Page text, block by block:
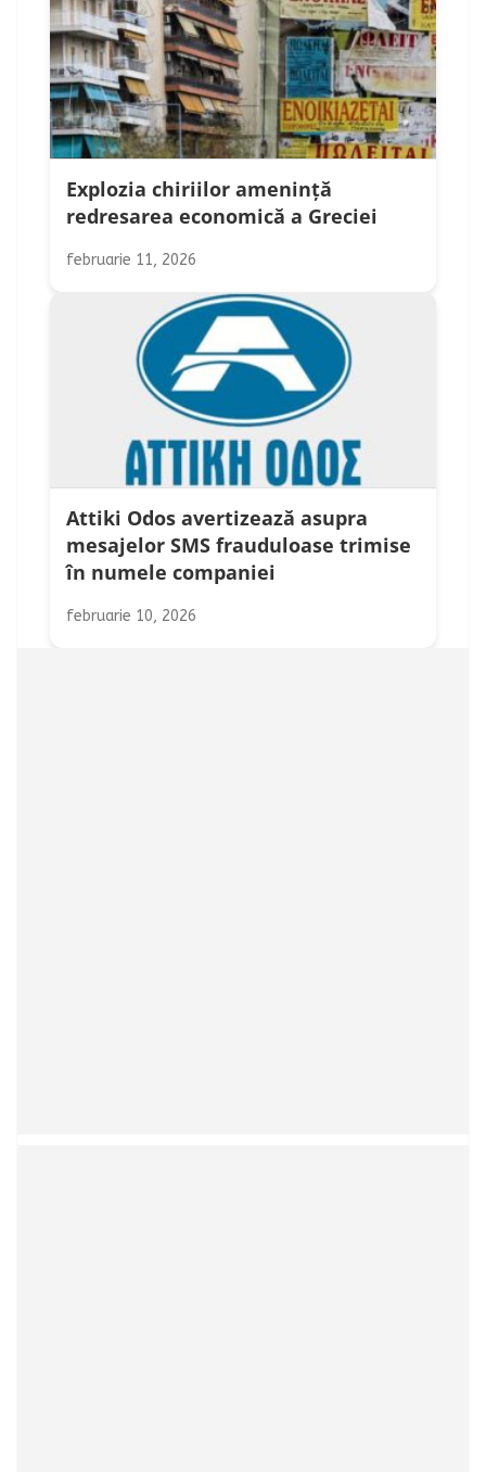
Explozia chiriilor amenință
redresarea economică a Greciei
februarie 11, 2026
Attiki Odos avertizează asupra
mesajelor SMS frauduloase trimise
în numele companiei
februarie 10, 2026